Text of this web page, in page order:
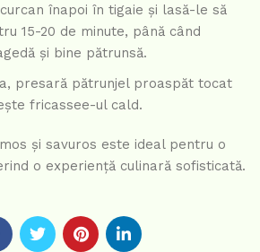
înapoi în tigaie și lasă-le să
15-20 de minute, până când
și bine pătrunsă.
presară pătrunjel proaspăt tocat
fricassee-ul cald.
și savuros este ideal pentru o
o experiență culinară sofisticată.